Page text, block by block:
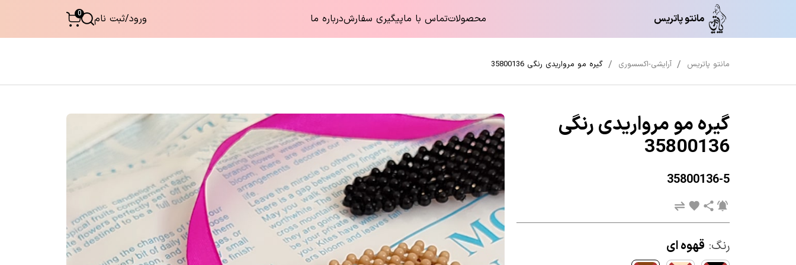
مانتو پاتریس محصولاتتماس با ماپیگیری سفارشدرباره ما ورود/ثبت نام 0
مانتو پاتریس آرایشی-اکسسوری گیره مو مرواریدی رنگی 35800136
گیره مو مرواریدی رنگی
35800136
35800136-5
رنگ: قهوه ای